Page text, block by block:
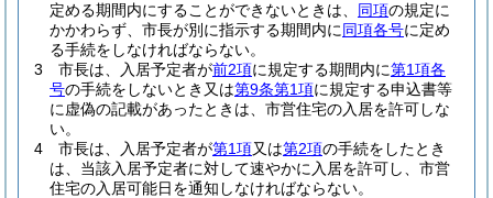
定める期間内にすることができないときは、 同項の規定に
かかわらず、市長が別に指示する期間内に同項各号に定め
る手続をしなければならない。
3
市長は、入居予定者が前2項に規定する期間内に第1項各
号の手続をしないとき又は第9条第1項に規定する申込書等
に虚偽の記載があったときは、市営住宅の入居を許可しな
い。
4
市長は、入居予定者が第1項又は第2項の手続をしたとき
は、当該入居予定者に対して速やかに入居を許可し、市営
住宅の入居可能日を通知しなければならない。